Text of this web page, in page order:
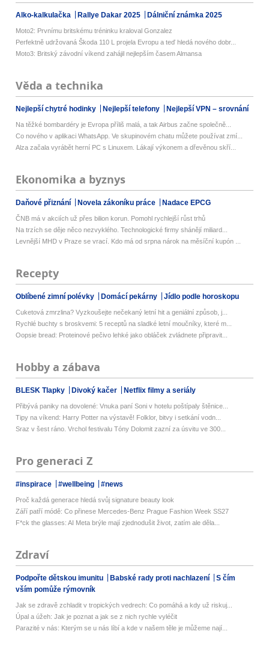
Alko-kalkulačka Rallye Dakar 2025 Dálniční známka 2025
Moto2: Prvnímu britskému tréninku kraloval Gonzalez
Perfektně udržovaná Škoda 110 L projela Evropu a teď hledá nového dobr...
Moto3: Britský závodní víkend zahájil nejlepším časem Almansa
Věda a technika
Nejlepší chytré hodinky Nejlepší telefony Nejlepší VPN – srovnání
Na těžké bombardéry je Evropa příliš malá, a tak Airbus začne společně...
Co nového v aplikaci WhatsApp. Ve skupinovém chatu můžete používat zmí...
Alza začala vyrábět herní PC s Linuxem. Lákají výkonem a dřevěnou skří...
Ekonomika a byznys
Daňové přiznání Novela zákoníku práce Nadace EPCG
ČNB má v akciích už přes bilion korun. Pomohl rychlejší růst trhů
Na trzích se děje něco nezvyklého. Technologické firmy shánějí miliard...
Levnější MHD v Praze se vrací. Kdo má od srpna nárok na měsíční kupón ...
Recepty
Oblíbené zimní polévky Domácí pekárny Jídlo podle horoskopu
Cuketová zmrzlina? Vyzkoušejte nečekaný letní hit a geniální způsob, j...
Rychlé buchty s broskvemi: 5 receptů na sladké letní moučníky, které m...
Oopsie bread: Proteinové pečivo lehké jako obláček zvládnete připravit...
Hobby a zábava
BLESK Tlapky Divoký kačer Netflix filmy a seriály
Přibývá paniky na dovolené: Vnuka paní Soni v hotelu poštípaly štěnice...
Tipy na víkend: Harry Potter na výstavě! Folklor, bitvy i setkání vodn...
Sraz v šest ráno. Vrchol festivalu Tóny Dolomit zazní za úsvitu ve 300...
Pro generaci Z
#inspirace #wellbeing #news
Proč každá generace hledá svůj signature beauty look
Září patří módě: Co přinese Mercedes-Benz Prague Fashion Week SS27
F*ck the glasses: AI Meta brýle mají zjednodušit život, zatím ale děla...
Zdraví
Podpořte dětskou imunitu Babské rady proti nachlazení
S čím
vším pomůže rýmovník
Jak se zdravě zchladit v tropických vedrech: Co pomáhá a kdy už riskuj...
Úpal a úžeh: Jak je poznat a jak se z nich rychle vyléčit
Parazité v nás: Kterým se u nás líbí a kde v našem těle je můžeme nají...